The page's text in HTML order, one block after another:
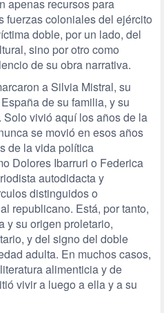
apenas recursos para
fuerzas coloniales del ejército
doble, por un lado, del
sino por otro como
de su obra narrativa.
a Silvia Mistral, su
de su familia, y su
vivió aquí los años de la
se movió en esos años
de la vida política
Dolores Ibarruri o Federica
autodidacta y
distinguidos o
republicano. Está, por tanto,
y su origen proletario,
y del signo del doble
adulta. En muchos casos,
alimenticia y de
vivir a luego a ella y a su